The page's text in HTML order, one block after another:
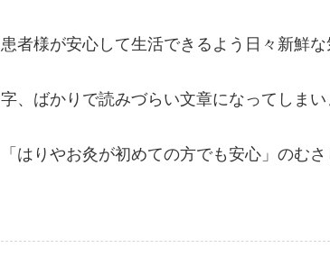
患者様が安心して生活できるよう日々新鮮
字、ばかりで読みづらい文章になってしまい
「はりやお灸が初めての方でも安心」のむ